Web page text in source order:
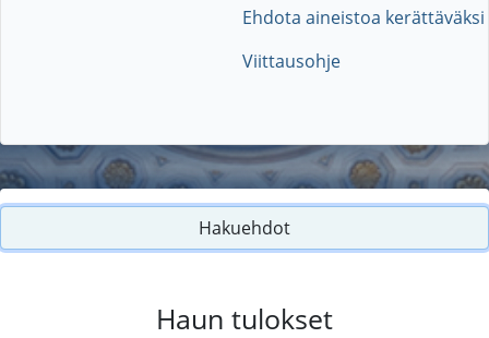
Ehdota aineistoa kerättäväksi
Viittausohje
Hakuehdot
Haun tulokset